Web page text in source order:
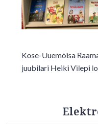
Kose-Uuemõisa
juubilari Heiki Vilepi